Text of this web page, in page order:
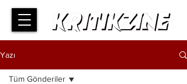
Yazı
Tüm Gönderiler